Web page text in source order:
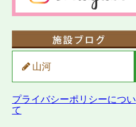
山河
プライバシーポリシーについ
て